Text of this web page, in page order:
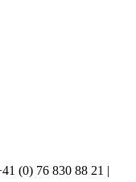
(0) 76 830 88 21 |